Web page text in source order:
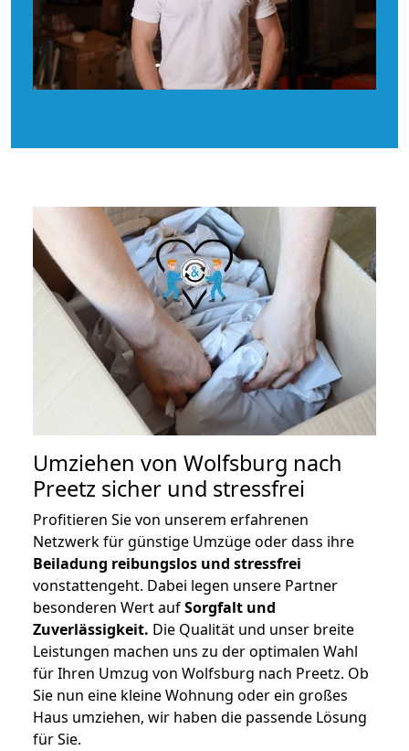
Umziehen von Wolfsburg nach
Preetz sicher und stressfrei
Profitieren Sie von unserem erfahrenen
Netzwerk für günstige Umzüge oder dass ihre
Beiladung reibungslos und stressfrei
vonstattengeht. Dabei legen unsere Partner
besonderen Wert aufSorgfalt und
Zuverlässigkeit. Die Qualität und unser breite
Leistungen machen uns zu der optimalen Wahl
für Ihren Umzug von Wolfsburg nach Preetz. Ob
Sie nun eine kleine Wohnung oder ein großes
Haus umziehen, wir haben die passende Lösung
für Sie.